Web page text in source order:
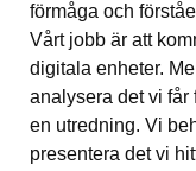
förmåga och
Vårt jobb är att
digitala enheter.
analysera det vi får
en utredning. Vi
presentera det vi